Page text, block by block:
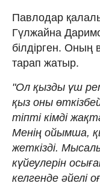
Павлодар
Гүлжайна
білдірген. Оның
тарап жатыр.
"Ол қызды үш
қыз оны
тіпті кімді
Менің ойымша,
жеткізді.
күйеулерін
келгенде әйелі